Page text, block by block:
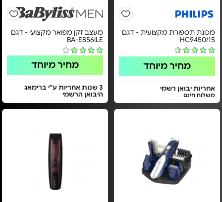
מכונת תספורת מקצועית - דגם
HC9450/15
מחיר מיוחד
אחריות יבואן רשמי
משלוח חינם
מעצב זקן מפואר מקצועי - דגם
BA-E856ILE
מחיר מיוחד
3 שנות אחריות ע”י ברימאג
היבואן הרשמי